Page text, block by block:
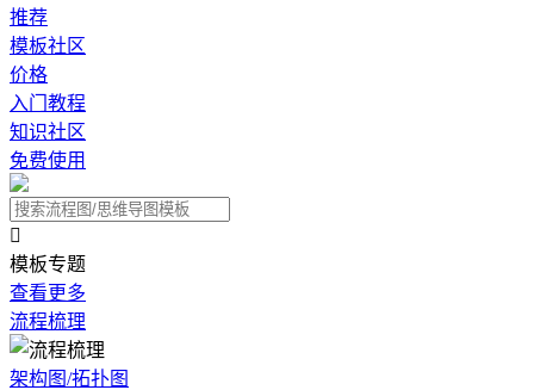
推荐
模板社区
价格
入门教程
知识社区
免费使用

模板专题
查看更多
流程梳理
架构图/拓扑图